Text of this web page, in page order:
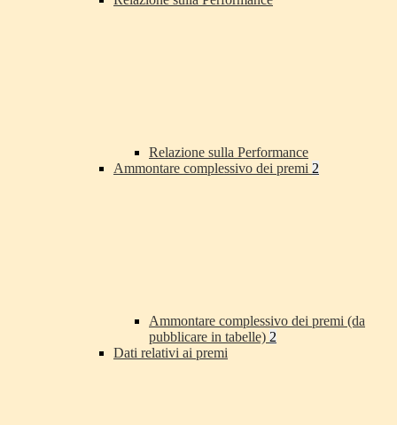
Relazione sulla Performance
Ammontare complessivo dei premi 2
Ammontare complessivo dei premi (da
pubblicare in tabelle) 2
Dati relativi ai premi